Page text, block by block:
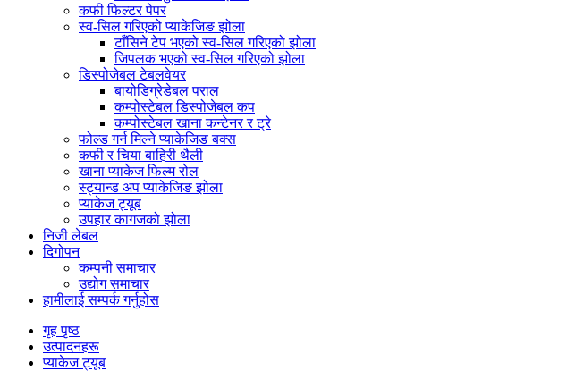
कफी फिल्टर पेपर
स्व-सिल गरिएको प्याकेजिङ झोला
टाँसिने टेप भएको स्व-सिल गरिएको झोला
जिपलक भएको स्व-सिल गरिएको झोला
डिस्पोजेबल टेबलवेयर
बायोडिग्रेडेबल पराल
कम्पोस्टेबल डिस्पोजेबल कप
कम्पोस्टेबल खाना कन्टेनर र ट्रे
फोल्ड गर्न मिल्ने प्याकेजिङ बक्स
कफी र चिया बाहिरी थैली
खाना प्याकेज फिल्म रोल
स्ट्यान्ड अप प्याकेजिङ झोला
प्याकेज ट्यूब
उपहार कागजको झोला
निजी लेबल
दिगोपन
कम्पनी समाचार
उद्योग समाचार
हामीलाई सम्पर्क गर्नुहोस
गृह पृष्ठ
उत्पादनहरू
प्याकेज ट्यूब